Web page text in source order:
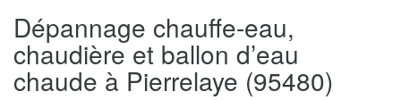
Dépannage chauffe-eau,
chaudière et ballon d’eau
chaude à Pierrelaye (95480)